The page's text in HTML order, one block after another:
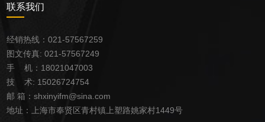
联系我们
经销热线：021-57567259
图文传真: 021-57567249
手 机：18021047003
技 术: 15026724754
邮 箱： shxinyifm@sina.com
地址：
上海市奉贤区青村镇上塑路姚家村1449号